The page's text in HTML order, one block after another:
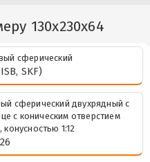
130x230x64
сферический
SKF)
сферический двухрядный с
с коническим отверстием
1:12